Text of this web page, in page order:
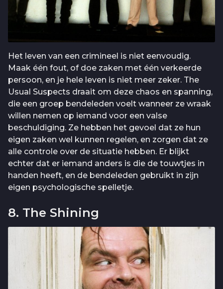
Het leven van een crimineel is niet eenvoudig.
Maak één fout, of doe zaken met één verkeerde
persoon, en je hele leven is niet meer zeker. The
Usual Suspects draait om deze chaos en spanning,
die een groep bendeleden voelt wanneer ze wraak
willen nemen op iemand voor een valse
beschuldiging. Ze hebben het gevoel dat ze hun
eigen zaken wel kunnen regelen, en zorgen dat ze
alle controle over de situatie hebben. Er blijkt
echter dat er iemand anders is die de touwtjes in
handen heeft, en de bendeleden gebruikt in zijn
eigen psychologische spelletje.
8. The Shining